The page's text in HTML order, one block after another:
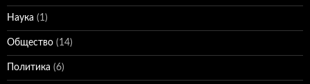
Наука (1)
Общество (14)
Политика (6)